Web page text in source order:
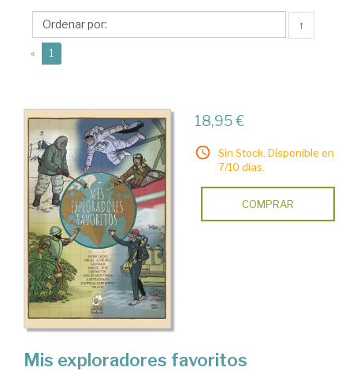
Carlos
↑
« 1
18,95 €
Sin Stock. Disponible en
7/10 días.
COMPRAR
Mis exploradores favoritos